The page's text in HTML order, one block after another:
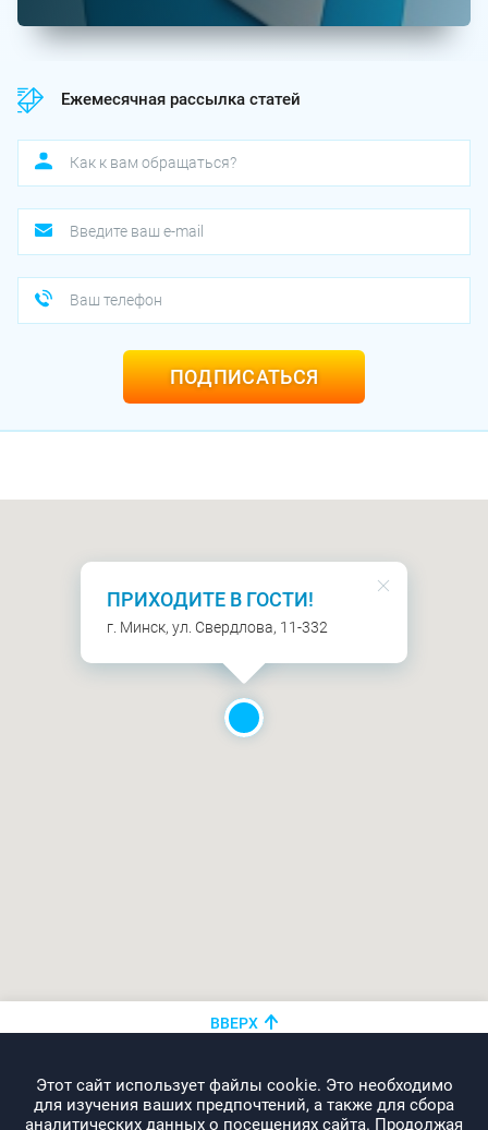
Ежемесячная рассылка статей
ПОДПИСАТЬСЯ
ПРИХОДИТЕ В ГОСТИ!
г. Минск, ул. Свердлова, 11-332
Этот сайт использует файлы cookie. Это необходимо
для изучения ваших предпочтений, а также для сбора
аналитических данных о посещениях сайта. Продолжая
ВВЕРХ
info@promo-webcom.by